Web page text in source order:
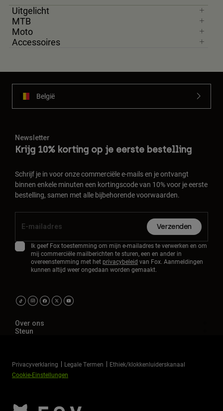
Uitgelicht
MTB
Moto
Accessoires
België
Newsletter
Krijg 10% korting op je eerste bestelling
Schrijf je in voor onze commerciële e-mails en je ontvangt
binnen enkele minuten een kortingscode van 10% voor je eerste
bestelling, samen met alle bijbehorende voorwaarden.
Verzenden
Ik geef Fox toestemming om mijn e-mailadres te verwerken en om
mij commerciële mailberichten te sturen, een en ander in
overeenstemming met het privacybeleid van Fox. Aanmeldingen
kunnen altijd weer ongedaan worden gemaakt.
Over ons
Steun
Privacyverklaring Legale Termen
Ethiek/klokkenluiderskanaal
Cookie-Einstellungen